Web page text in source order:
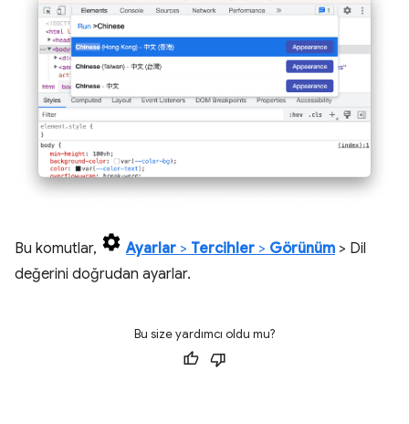
Bu komutlar, Ayarlar > Tercihler > Görünüm > Dil
değerini doğrudan ayarlar.
Bu size yardımcı oldu mu?